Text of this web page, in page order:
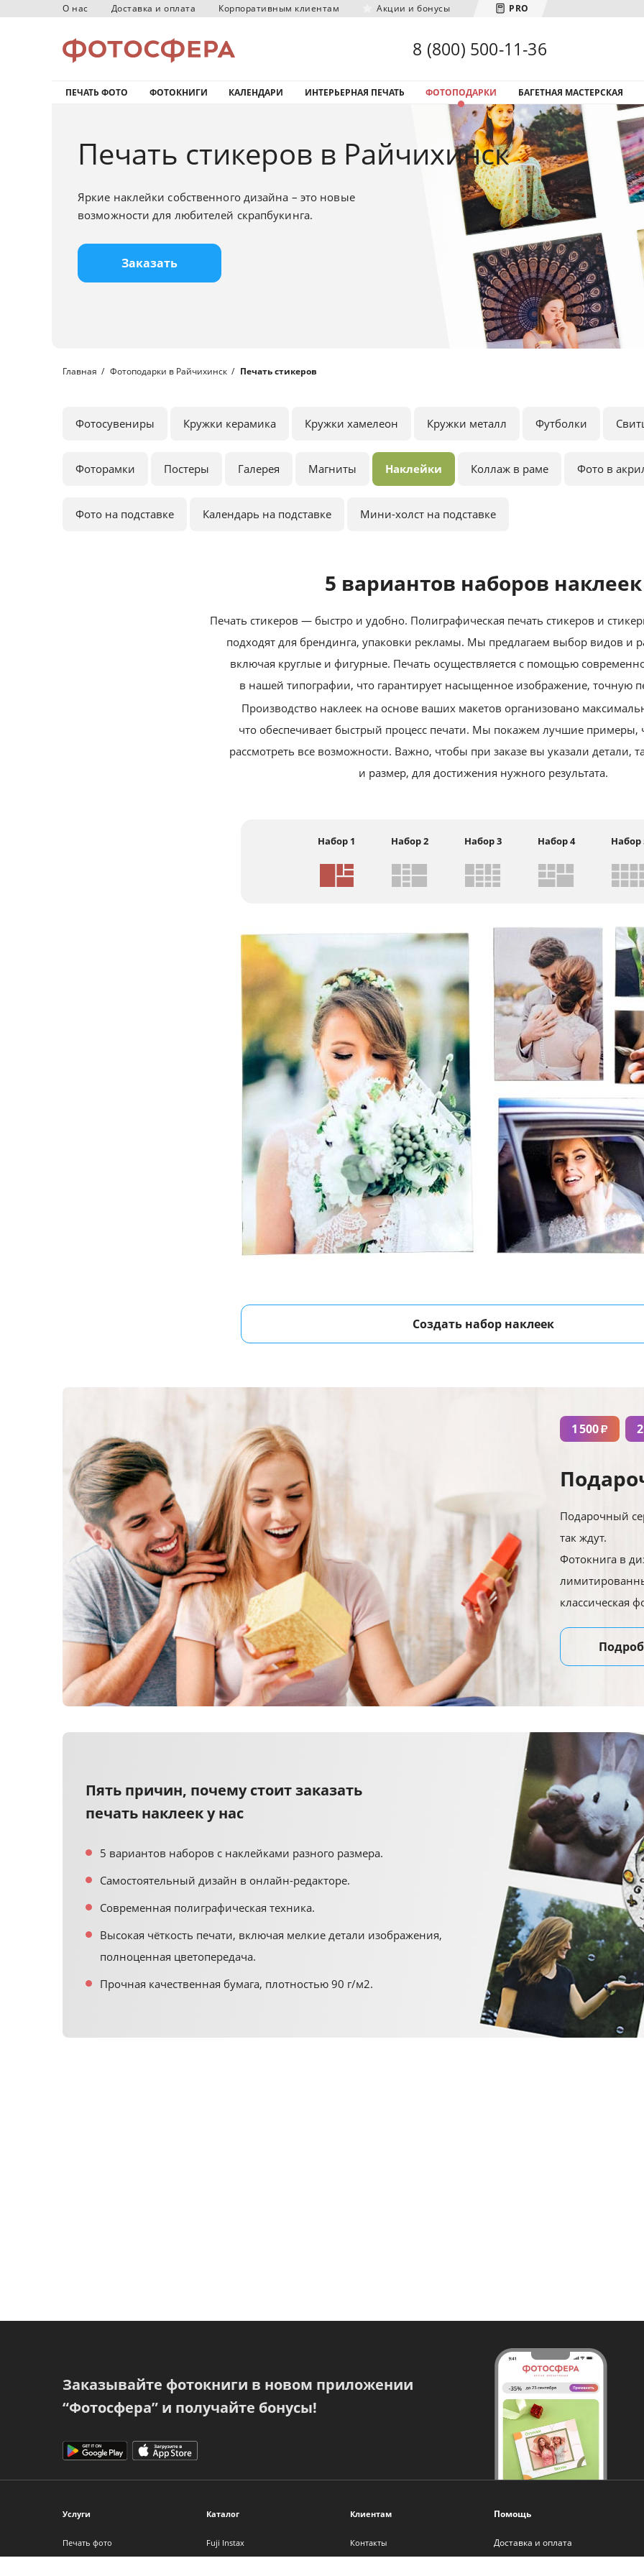
О нас Доставка и оплата Корпоративным клиентам Акции и бонусы PRO
Загрузка городов...
8 (800) 500-11-36
ПЕЧАТЬ ФОТО ФОТОКНИГИ КАЛЕНДАРИ ИНТЕРЬЕРНАЯ ПЕЧАТЬ ФОТОПОДАРКИ БАГЕТНАЯ МАСТЕРСКАЯ
Печать стикеров в Райчихинск
Яркие наклейки собственного дизайна – это новые
возможности для любителей скрапбукинга.
Заказать
Главная Фотоподарки в Райчихинск Печать стикеров
Фотосувениры Кружки керамика Кружки хамелеон Кружки металл Футболки
Фоторамки Постеры Галерея Магниты Наклейки Коллаж в раме Фото в
Фото на подставке Календарь на подставке Мини-холст на подставке
5 вариантов наборов наклеек
Печать стикеров — быстро и удобно. Полиграфическая печать стикеров и
подходят для брендинга, упаковки рекламы. Мы предлагаем выбор видов и
включая круглые и фигурные. Печать осуществляется с помощью
в нашей типографии, что гарантирует насыщенное изображение, точную
Производство наклеек на основе ваших макетов организовано
что обеспечивает быстрый процесс печати. Мы покажем лучшие
рассмотреть все возможности. Важно, чтобы при заказе вы указали детали,
и размер, для достижения нужного результата.
Набор 1 Набор 2 Набор 3 Набор 4 Набор
Создать набор наклеек
1 500₽
Подарочный
так ждут.
Фотокнига в
классическая
Пять причин, почему стоит заказать
печать наклеек у нас
5 вариантов наборов с наклейками разного размера.
Самостоятельный дизайн в онлайн-редакторе.
Современная полиграфическая техника.
Высокая чёткость печати, включая мелкие детали изображения,
полноценная цветопередача.
Прочная качественная бумага, плотностью 90 г/м2.
Заказывайте фотокниги в новом приложении
“Фотосфера” и получайте бонусы!
Услуги
Печать фото
Каталог
Fuji Instax
Клиентам
Контакты
Помощь
Доставка и оплата